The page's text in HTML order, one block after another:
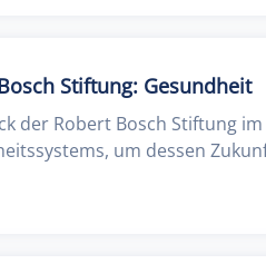
Stiftung: Gesundheit
der Robert Bosch Stiftung
um dessen